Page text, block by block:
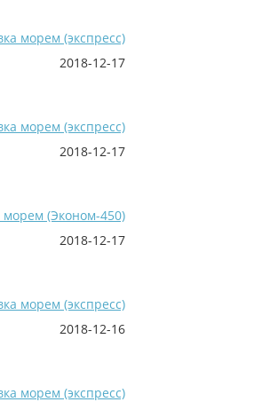
морем (экспресс)
2018-12-17
морем (экспресс)
2018-12-17
морем (Эконом-450)
2018-12-17
морем (экспресс)
2018-12-16
морем (экспресс)